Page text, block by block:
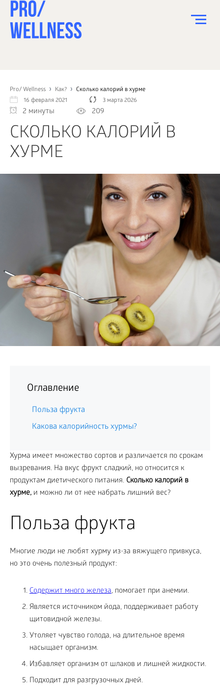
Pro/ Wellness Как?
Сколько калорий в хурме
16 февраля 2021
3 марта 2026
2 минуты 209
СКОЛЬКО КАЛОРИЙ В
ХУРМЕ
Оглавление
Польза фрукта
Какова калорийность хурмы?
Хурма имеет множество сортов и различается по срокам
вызревания. На вкус фрукт сладкий, но относится к
продуктам диетического питания. Сколько калорий в
хурме, и можно ли от нее набрать лишний вес?
Польза фрукта
Многие люди не любят хурму из-за вяжущего привкуса,
но это очень полезный продукт:
Содержит много железа, помогает при анемии.
Является источником йода, поддерживает работу
щитовидной железы.
Утоляет чувство голода, на длительное время
насыщает организм.
Избавляет организм от шлаков и лишней жидкости.
Подходит для разгрузочных дней.
СПОРТ
ЗДОРОВЬЕ
КРАСОТА
ПСИХОЛОГИЯ